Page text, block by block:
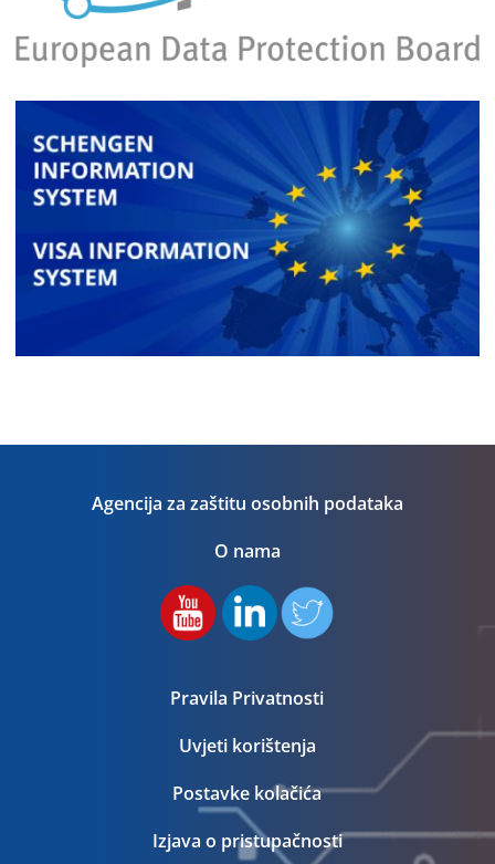
Agencija za zaštitu osobnih podataka
O nama
Pravila Privatnosti
Uvjeti korištenja
Postavke kolačića
Izjava o pristupačnosti